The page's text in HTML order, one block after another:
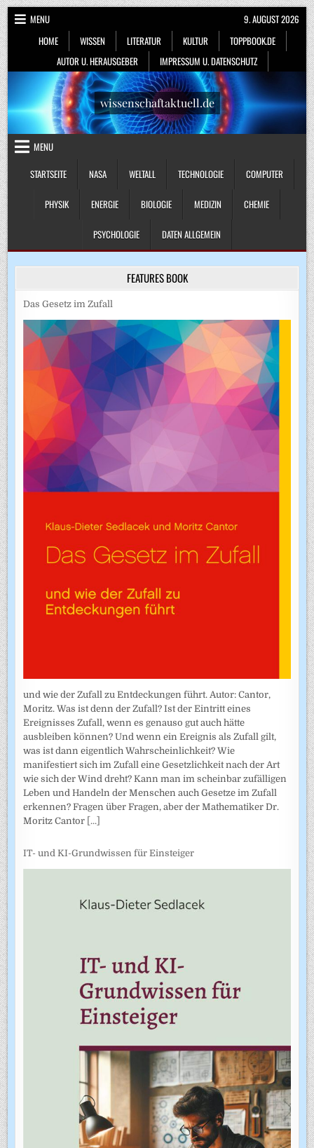
Skip
to
content
MENU
HOME
WISSEN LITERATUR KULTUR
TOPPBOOK.DE
AUTOR U. HERAUSGEBER
IMPRESSUM U. DATENSCHUTZ
9. AUGUST 2026
wissenschaftaktuell.de
MENU
STARTSEITE
NASA WELTALL TECHNOLOGIE COMPUTER
PHYSIK ENERGIE BIOLOGIE MEDIZIN CHEMIE
PSYCHOLOGIE DATEN ALLGEMEIN
FEATURES BOOK
Das Gesetz im Zufall
und wie der Zufall zu Entdeckungen führt. Autor: Cantor,
Moritz. Was ist denn der Zufall? Ist der Eintritt eines
Ereignisses Zufall, wenn es genauso gut auch hätte
ausbleiben können? Und wenn ein Ereignis als Zufall gilt,
was ist dann eigentlich Wahrscheinlichkeit? Wie
manifestiert sich im Zufall eine Gesetzlichkeit nach der Art
wie sich der Wind dreht? Kann man im scheinbar zufälligen
Leben und Handeln der Menschen auch Gesetze im Zufall
erkennen? Fragen über Fragen, aber der Mathematiker Dr.
Moritz Cantor [...]
IT- und KI-Grundwissen für Einsteiger